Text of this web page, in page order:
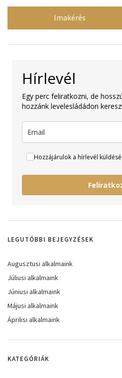
Imakérés
Hírlevél
Egy perc feliratkozni, de
hozzánk levelesládádon
Hozzájárulok a hírlevél
LEGUTÓBBI BEJEGYZÉSEK
Augusztusi alkalmaink
Júliusi alkalmaink
Júniusi alkalmaink
Májusi alkalmaink
Áprilisi alkalmaink
KATEGÓRIÁK